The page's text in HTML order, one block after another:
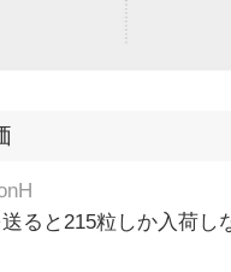
ると215粒しか入荷し